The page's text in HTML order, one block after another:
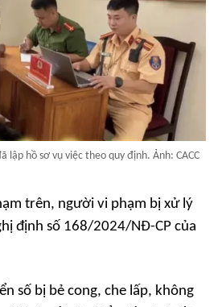
lập hồ sơ vụ việc theo quy định. Ảnh: CACC
trên, người vi phạm bị xử lý
định số 168/2024/NĐ-CP của
số bị bẻ cong, che lấp, không